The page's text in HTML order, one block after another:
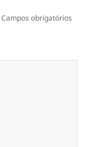
Campos obrigatórios